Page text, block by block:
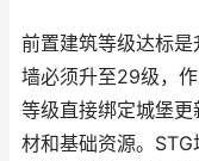
前置建筑等级达标
墙必须升至29级，
等级直接绑定城堡
材和基础资源。